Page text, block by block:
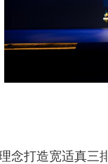
念打造宽适真